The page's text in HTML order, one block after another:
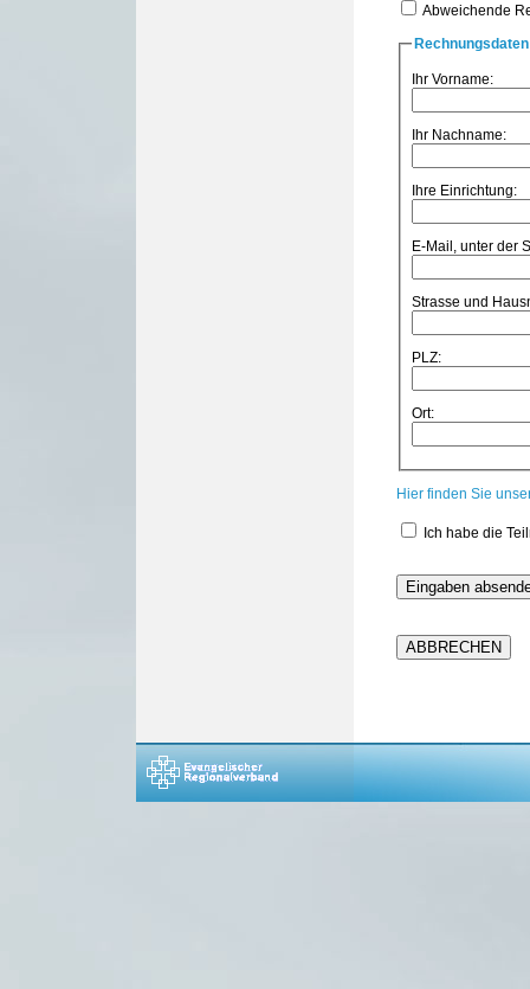
Abweichende
Ihr Vorname:
Ihr Nachname:
Ihre Einrichtung:
E-Mail, unter der
Strasse und
PLZ:
Ort:
Hier finden Sie
Ich habe die